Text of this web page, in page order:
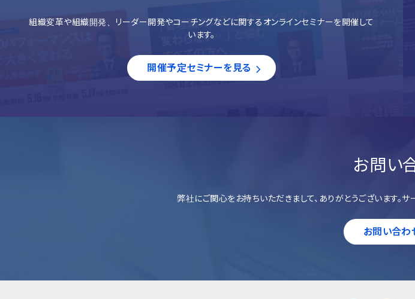
組織変革や組織開発、リーダー開発やコーチングなどに関するオンラインセミナーを開催して
います。
開催予定セミナーを見る
お問い
弊社にご関心をお持ちいただきまして、ありがとうございます。
お問い合わ